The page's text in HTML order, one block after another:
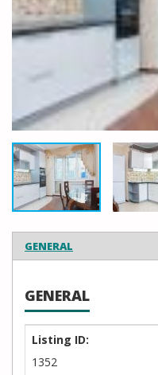
GENERAL
GENERAL
Listing ID:
1352